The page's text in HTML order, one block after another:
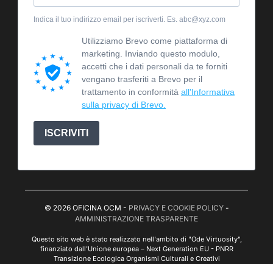
Indica il tuo indirizzo email per iscriverti. Es. abc@xyz.com
Utilizziamo Brevo come piattaforma di
marketing. Inviando questo modulo,
accetti che i dati personali da te forniti
vengano trasferiti a Brevo per il
trattamento in conformità all'Informativa
sulla privacy di Brevo.
ISCRIVITI
© 2026 OFICINA OCM - PRIVACY E COOKIE POLICY-
AMMINISTRAZIONE TRASPARENTE
Questo sito web è stato realizzato nell'ambito di "Ode Virtuosity",
finanziato dall'Unione europea – Next Generation EU - PNRR
Transizione Ecologica Organismi Culturali e Creativi